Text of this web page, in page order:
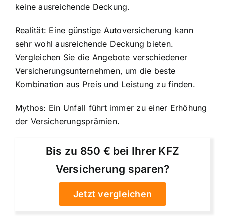
keine ausreichende Deckung.
Realität: Eine günstige Autoversicherung kann
sehr wohl ausreichende Deckung bieten.
Vergleichen Sie die Angebote verschiedener
Versicherungsunternehmen, um die beste
Kombination aus Preis und Leistung zu finden.
Mythos: Ein Unfall führt immer zu einer Erhöhung
der Versicherungsprämien.
Bis zu 850 € bei Ihrer KFZ
Versicherung sparen?
Jetzt vergleichen